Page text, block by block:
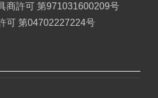
商許可 第971031600209号
可 第04702227224号